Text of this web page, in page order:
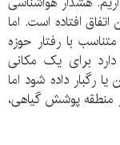
افتاده است. اما
با رفتار حوزه‌
برای یک مکانی
رگبار داده شود اما
منطقه پوشش گیاهی،